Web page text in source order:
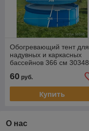
Обогревающий тент для
надувных и каркасных
бассейнов 366 см 30348
60 руб.
Купить
О нас